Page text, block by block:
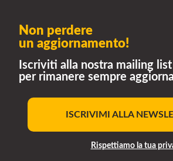
Non perdere
un aggiornamento!
Iscriviti alla nostra mailing list
per rimanere sempre
ISCRIVIMI ALLA
Rispettiamo la tua